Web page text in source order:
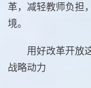
革，减轻教师负担
境。
用好改革开放
战略动力